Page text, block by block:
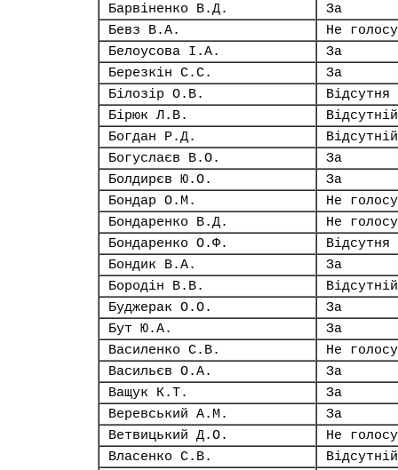
Барвіненко В.Д.
За
Бевз В.А.
Не
Белоусова І.А.
За
Березкін С.С.
За
Білозір О.В.
Відсутня
Бірюк Л.В.
Відсутній
Богдан Р.Д.
Відсутній
Богуслаєв В.О.
За
Болдирєв Ю.О.
За
Бондар О.М.
Не
Бондаренко В.Д.
Не
Бондаренко О.Ф.
Відсутня
Бондик В.А.
За
Бородін В.В.
Відсутній
Буджерак О.О.
За
Бут Ю.А.
За
Василенко С.В.
Не
Васильєв О.А.
За
Ващук К.Т.
За
Веревський А.М.
За
Ветвицький Д.О.
Не
Власенко С.В.
Відсутній